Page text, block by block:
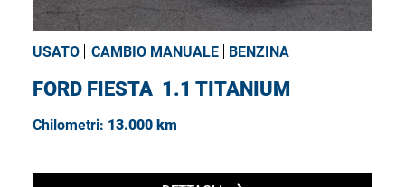
USATO CAMBIO MANUALE BENZINA
FORD FIESTA 1.1 TITANIUM
Chilometri: 13.000 km